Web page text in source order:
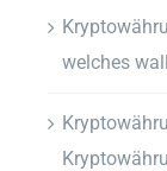
welches